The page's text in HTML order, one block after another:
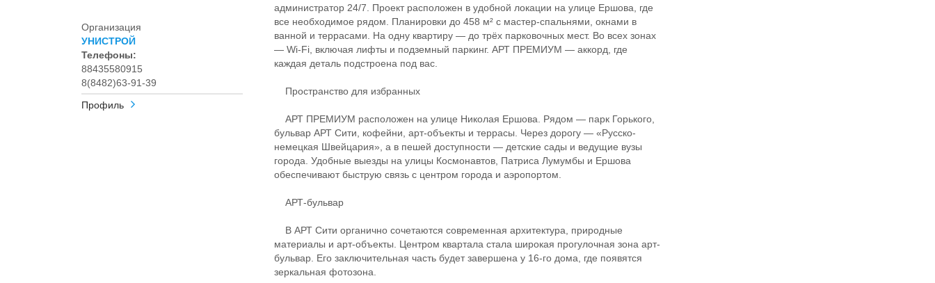
Организация
УНИСТРОЙ
Телефоны:
88435580915
8(8482)63-91-39
Профиль
администратор 24/7. Проект расположен в удобной локации на улице Ершова, где
все необходимое рядом. Планировки до 458 м² с мастер-спальнями, окнами в
ванной и террасами. На одну квартиру — до трёх парковочных мест. Во всех зонах
— Wi-Fi, включая лифты и подземный паркинг. АРТ ПРЕМИУМ — аккорд, где
каждая деталь подстроена под вас.
Пространство для избранных
АРТ ПРЕМИУМ расположен на улице Николая Ершова. Рядом — парк Горького,
бульвар АРТ Сити, кофейни, арт-объекты и террасы. Через дорогу — «Русско-
немецкая Швейцария», а в пешей доступности — детские сады и ведущие вузы
города. Удобные выезды на улицы Космонавтов, Патриса Лумумбы и Ершова
обеспечивают быструю связь с центром города и аэропортом.
АРТ-бульвар
В АРТ Сити органично сочетаются современная архитектура, природные
материалы и арт-объекты. Центром квартала стала широкая прогулочная зона арт-
бульвар. Его заключительная часть будет завершена у 16-го дома, где появятся
зеркальная фотозона.